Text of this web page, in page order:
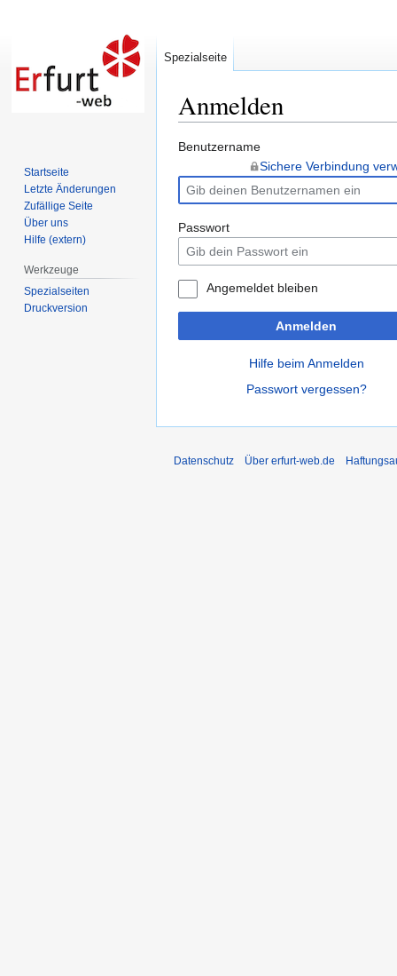
Anmelden
Zur
springen
Zur
springen
Benutzername
Sichere Verbindung
Passwort
Angemeldet bleiben
Anmelden
Hilfe beim Anmelden
Passwort vergessen?
Spezialseite
Startseite
Letzte Änderungen
Zufällige Seite
Über uns
Hilfe (extern)
Werkzeuge
Spezialseiten
Druckversion
Datenschutz Über erfurt-web.de